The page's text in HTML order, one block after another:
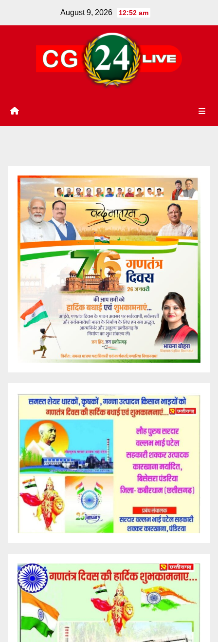
August 9, 2026 12:52 am